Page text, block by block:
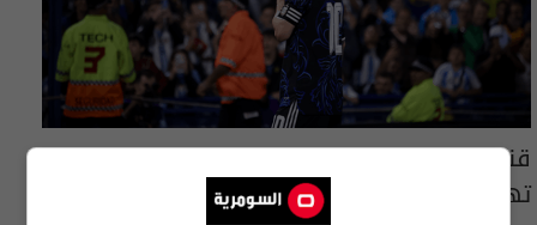
قنابل وبنادق ورسائل قتل.. كيف نجا ميسي من
تهديدات مونديال 2026؟